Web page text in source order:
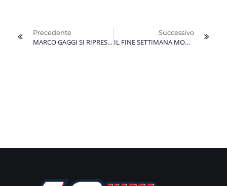
Precedente
MARCO GAGGI SI RIPRESENTA AL MUGELLO PER RISALIRE LA CLASSIFICA NEL CAMPIONATO ITALIANO VELOCITÀ
Successivo
IL FINE SETTIMANA MONDIALE IN CRESCENDO DI MARCO GAGGI A MAGNY-COURS STOPPATO DA UNA SPETTACOLARE CADUTA